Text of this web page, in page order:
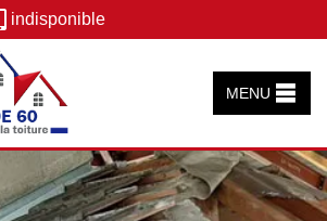
indisponible
MENU